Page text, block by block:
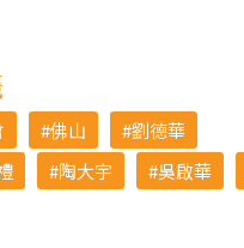
佛山
劉德華
陶大宇 吳啟華